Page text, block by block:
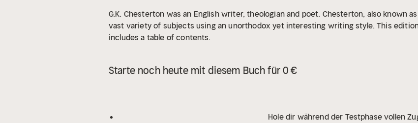
G.K. Chesterton was an English writer, theologian and poet. Chesterton, also known
vast variety of subjects using an unorthodox yet interesting writing style. This
includes a table of contents.
Starte noch heute mit diesem Buch für 0 €
Hole dir während der Testphase vollen